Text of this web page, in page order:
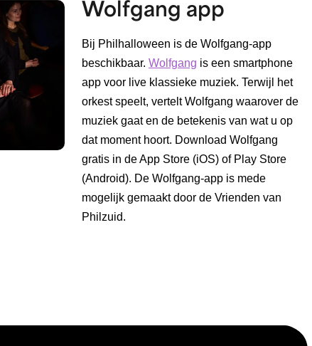
Wolfgang app
Bij Philhalloween is de Wolfgang-app
beschikbaar. Wolfgang is een smartphone
app voor live klassieke muziek. Terwijl het
orkest speelt, vertelt Wolfgang waarover de
muziek gaat en de betekenis van wat u op
dat moment hoort. Download Wolfgang
gratis in de App Store (iOS) of Play Store
(Android). De Wolfgang-app is mede
mogelijk gemaakt door de Vrienden van
Philzuid.